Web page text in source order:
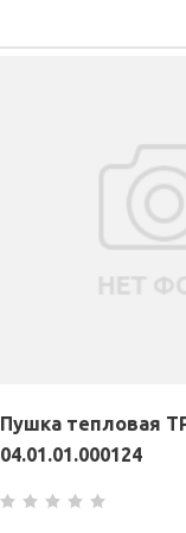
Пушка тепловая
04.01.01.000124